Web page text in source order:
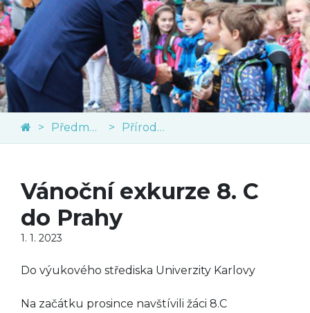
Předměty Přírodní vědy
Vánoční exkurze 8. C
do Prahy
1. 1. 2023
Do výukového střediska Univerzity Karlovy
Na začátku prosince navštívili žáci 8.C